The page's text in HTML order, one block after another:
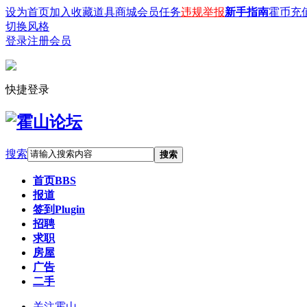
设为首页加入收藏道具商城会员任务违规举报新手指南霍币充
切换风格
登录注册会员
快捷登录
搜索 搜索
首页BBS
报道
签到Plugin
招聘
求职
房屋
广告
二手